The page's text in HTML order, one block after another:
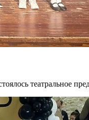
театральное